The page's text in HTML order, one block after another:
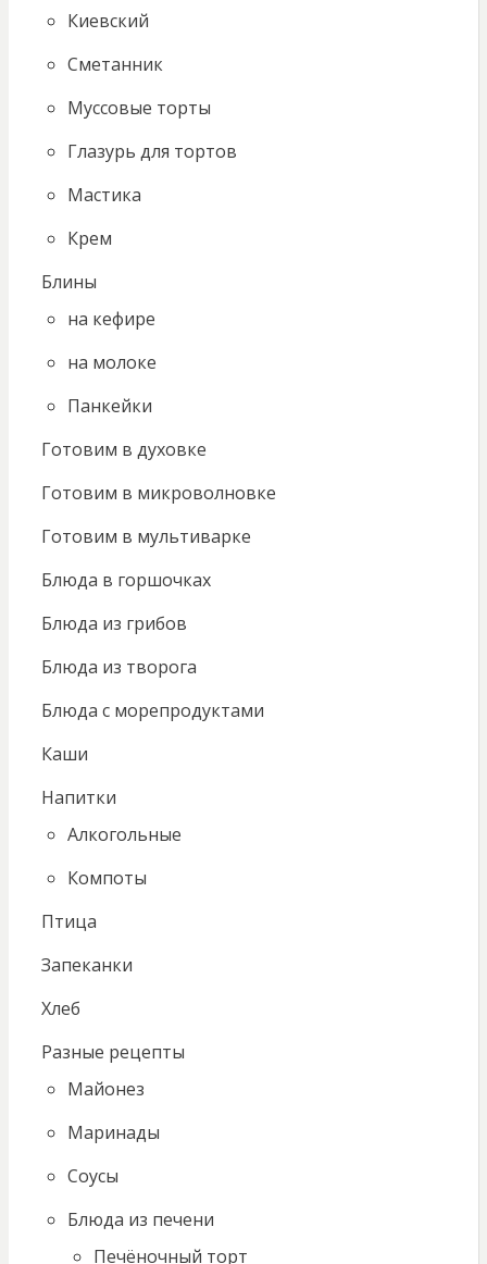
Киевский
Сметанник
Муссовые торты
Глазурь для тортов
Мастика
Крем
Блины
на кефире
на молоке
Панкейки
Готовим в духовке
Готовим в микроволновке
Готовим в мультиварке
Блюда в горшочках
Блюда из грибов
Блюда из творога
Блюда с морепродуктами
Каши
Напитки
Алкогольные
Компоты
Птица
Запеканки
Хлеб
Разные рецепты
Майонез
Маринады
Соусы
Блюда из печени
Печёночный торт